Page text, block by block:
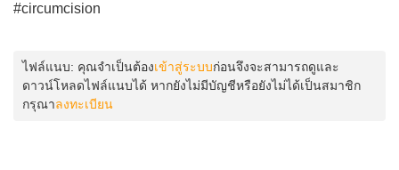
#circumcision
ไฟล์แนบ: คุณจำเป็นต้องเข้าสู่ระบบก่อนจึงจะสามารถดูและ
ดาวน์โหลดไฟล์แนบได้ หากยังไม่มีบัญชีหรือยังไม่ได้เป็นสมาชิก
กรุณาลงทะเบียน